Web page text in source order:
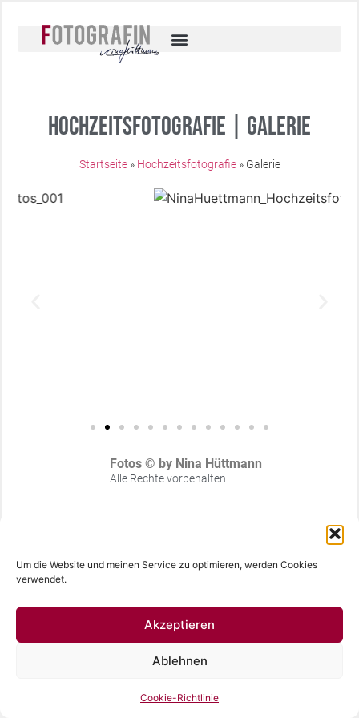
Um die Website und meinen Service zu optimieren, werden Cookies
verwendet.
Akzeptieren
Ablehnen
Cookie-Richtlinie
Hochzeitsfotografie | Galerie
Startseite» Hochzeitsfotografie» Galerie
Fotos © by Nina Hüttmann
Alle Rechte vorbehalten
© 2024 Fotografin Nina Hüttmann | Hamburg |
Deutsch English